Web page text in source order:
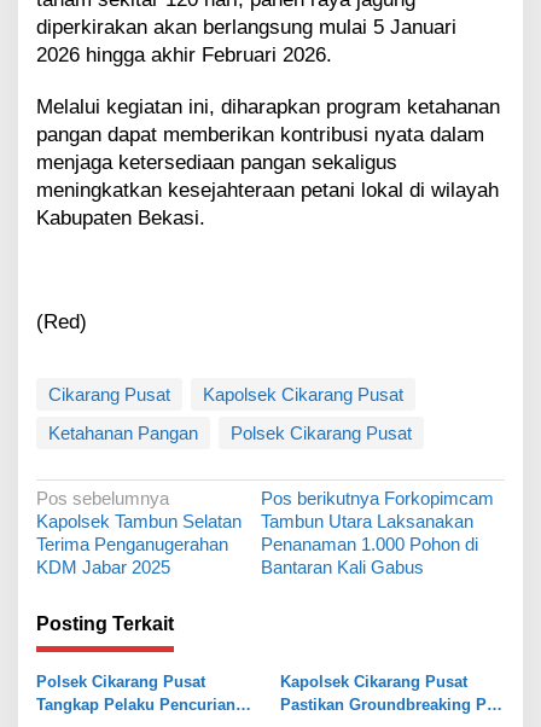
diperkirakan akan berlangsung mulai 5 Januari
2026 hingga akhir Februari 2026.
Melalui kegiatan ini, diharapkan program ketahanan
pangan dapat memberikan kontribusi nyata dalam
menjaga ketersediaan pangan sekaligus
meningkatkan kesejahteraan petani lokal di wilayah
Kabupaten Bekasi.
(Red)
Cikarang Pusat
Kapolsek Cikarang Pusat
Ketahanan Pangan
Polsek Cikarang Pusat
N
a
v
g
a
s
Pos sebelumnya
Kapolsek Tambun Selatan
Terima Penganugerahan
KDM Jabar 2025
Pos berikutnya Forkopimcam
Tambun Utara Laksanakan
Penanaman 1.000 Pohon di
Bantaran Kali Gabus
Posting Terkait
Polsek Cikarang Pusat
Tangkap Pelaku Pencurian
Kapolsek Cikarang Pusat
Pastikan Groundbreaking PT